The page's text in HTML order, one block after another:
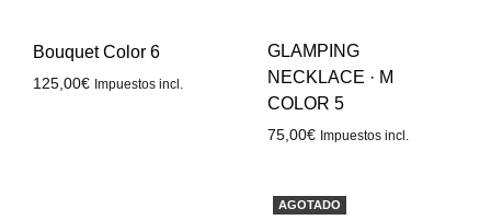
Bouquet Color 6
125,00€ Impuestos incl.
GLAMPING
NECKLACE · M
COLOR 5
75,00€ Impuestos incl.
AGOTADO